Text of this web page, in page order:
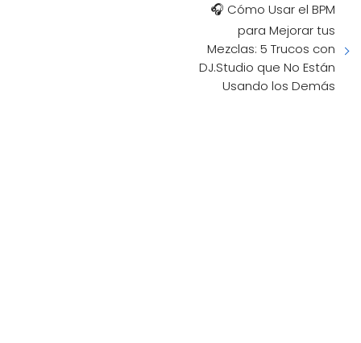
🎧 Cómo Usar el BPM
para Mejorar tus
Mezclas: 5 Trucos con
DJ.Studio que No Están
Usando los Demás